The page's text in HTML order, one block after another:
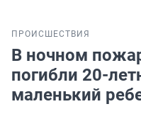
ПРОИСШЕСТВИЯ
В ночном
погибли 20-
маленький